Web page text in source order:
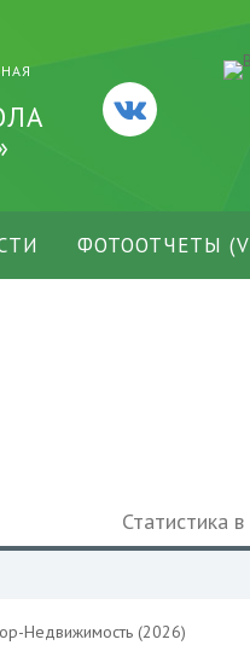
ФОТООТЧЕТЫ
Статистика
Недвижимость (2026)